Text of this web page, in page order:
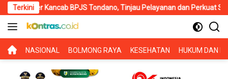
Langsung
ke
konten
Terkini
Kancab BPJS Tondano, Tinjau Pelayanan dan Perkuat Sinergi
BERANDA
NASIONAL BOLMONG RAYA KESEHATAN HUKUM DAN